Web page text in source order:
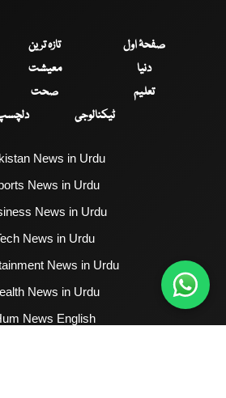
صفحۂ اول تازہ ترین
دنیا
معیشت
تعلیم
صحت
ٹیکنالوجی
News in Urdu
News in Urdu
News in Urdu
News in Urdu
News in Urdu
News in Urdu
News English